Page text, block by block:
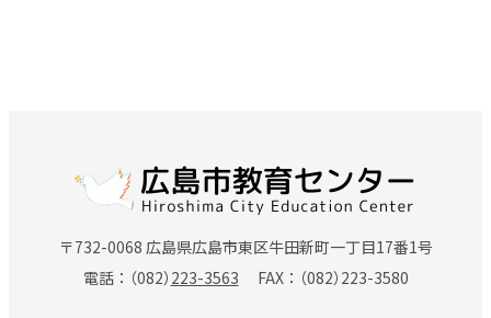
〒732-0068 広島県広島市東区牛田新町一丁目17番1号
電話 （082）223-3563 FAX （082）223-3580